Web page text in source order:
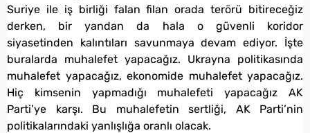
Suriye ile iş birliği falan filan orada terörü bitireceğiz
derken, bir yandan da hala o güvenli koridor
siyasetinden kalıntıları savunmaya devam ediyor. İşte
buralarda muhalefet yapacağız. Ukrayna politikasında
muhalefet yapacağız, ekonomide muhalefet yapacağız.
Hiç kimsenin yapmadığı muhalefeti yapacağız AK
Parti’ye karşı. Bu muhalefetin sertliği, AK Parti’nin
politikalarındaki yanlışlığa oranlı olacak.